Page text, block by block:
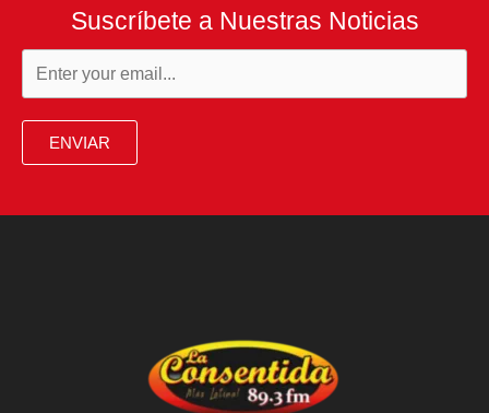
Suscríbete a Nuestras Noticias
ENVIAR